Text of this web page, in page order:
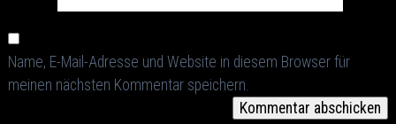
Name, E-Mail-Adresse und Website in diesem Browser für
meinen nächsten Kommentar speichern.